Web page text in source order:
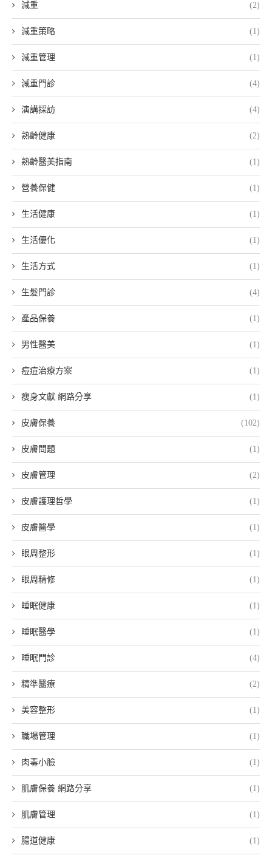
減重 (2)
減重策略 (1)
減重管理 (1)
減重門診 (4)
演講採訪 (4)
熟齡健康 (2)
熟齡醫美指南 (1)
營養保健 (1)
生活健康 (1)
生活優化 (1)
生活方式 (1)
生髮門診 (4)
產品保養 (1)
男性醫美 (1)
痘痘治療方案 (1)
瘦身文獻 網路分享 (1)
皮膚保養 (102)
皮膚問題 (1)
皮膚管理 (2)
皮膚護理哲學 (1)
皮膚醫學 (1)
眼周整形 (1)
眼周精修 (1)
睡眠健康 (1)
睡眠醫學 (1)
睡眠門診 (4)
精準醫療 (2)
美容整形 (1)
職場管理 (1)
肉毒小臉 (1)
肌膚保養 網路分享 (1)
肌膚管理 (1)
腸道健康 (1)